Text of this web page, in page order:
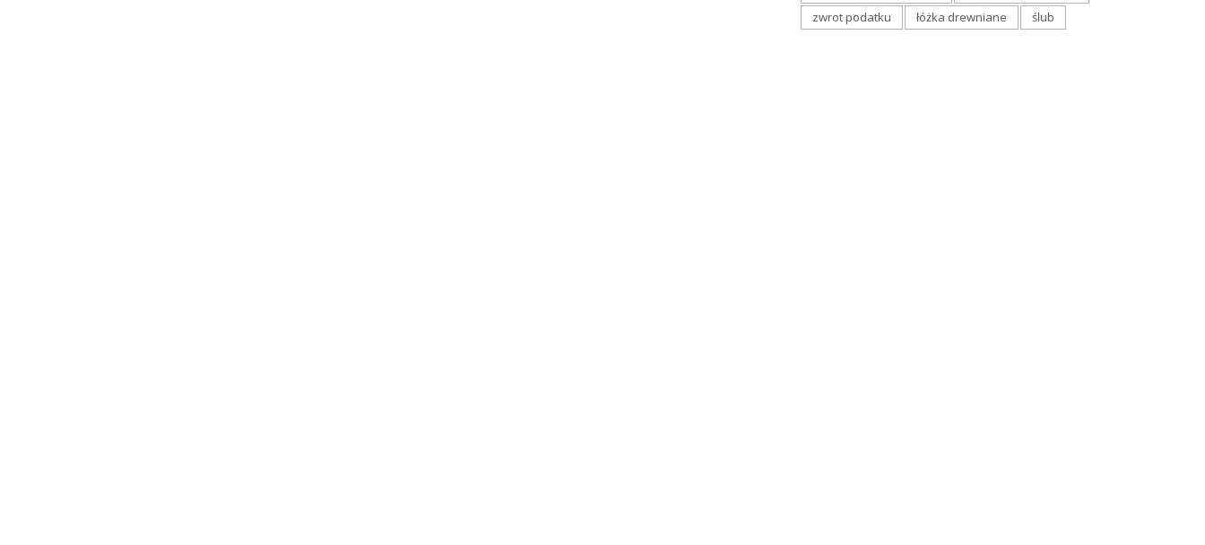
zwrot podatku
łóżka drewniane ślub